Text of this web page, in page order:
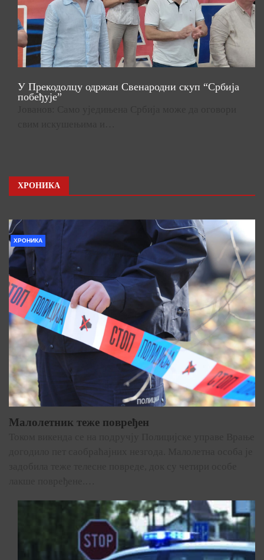
У Прекодолцу одржан Свенародни скуп “Србија
побеђује”
ХРОНИКА
ХРОНИКА
Малолетник теже повређен